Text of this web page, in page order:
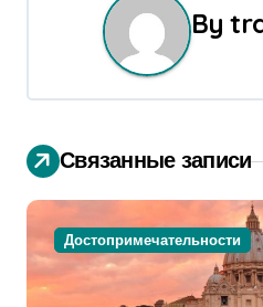
а
ц
и
я
п
By
Связанные записи
Достопримечательности